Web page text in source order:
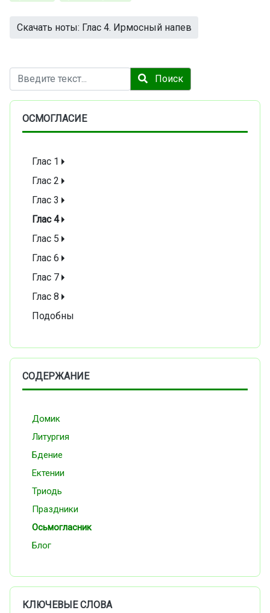
Скачать ноты: Глас 4. Ирмосный напев
Поиск Поиск
ОСМОГЛАСИЕ
Глас 1
Глас 2
Глас 3
Глас 4
Глас 5
Глас 6
Глас 7
Глас 8
Подобны
СОДЕРЖАНИЕ
Домик
Литургия
Бдение
Ектении
Триодь
Праздники
Осьмогласник
Блог
КЛЮЧЕВЫЕ СЛОВА